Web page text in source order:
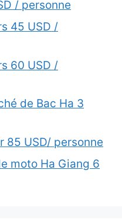
/ personne
45 USD /
60 USD /
de Bac Ha 3
85 USD/ personne
moto Ha Giang 6